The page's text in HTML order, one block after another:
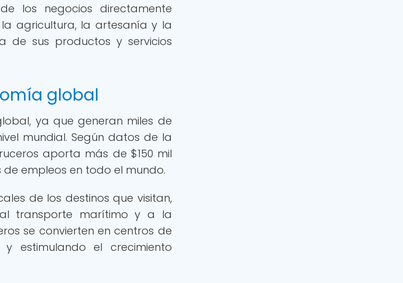
los negocios directamente
agricultura, la artesanía y la
de sus productos y servicios
global
ya que generan miles de
mundial. Según datos de la
aporta más de $150 mil
empleos en todo el mundo.
de los destinos que visitan,
al transporte marítimo y a la
se convierten en centros de
estimulando el crecimiento